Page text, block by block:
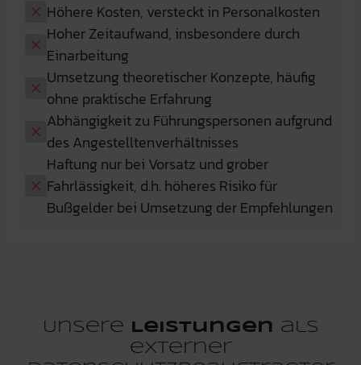
Höhere Kosten, versteckt in Personalkosten
Hoher Zeitaufwand, insbesondere durch
Einarbeitung
Umsetzung theoretischer Konzepte, häufig
ohne praktische Erfahrung
Abhängigkeit zu Führungspersonen aufgrund
des Angestelltenverhältnisses
Haftung nur bei Vorsatz und grober
Fahrlässigkeit, d.h. höheres Risiko für
Bußgelder bei Umsetzung der Empfehlungen
Unsere Leistungen als
externer